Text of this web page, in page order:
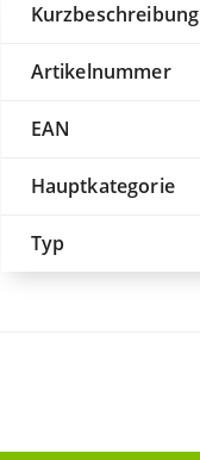
Kurzbeschreibung
Artikelnummer
EAN
Hauptkategorie
Typ